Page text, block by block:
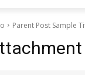
Parent Post Sample